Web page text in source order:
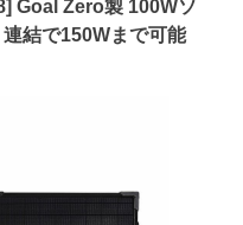
Goal Zero製 100Wソ
結で150Wまで可能